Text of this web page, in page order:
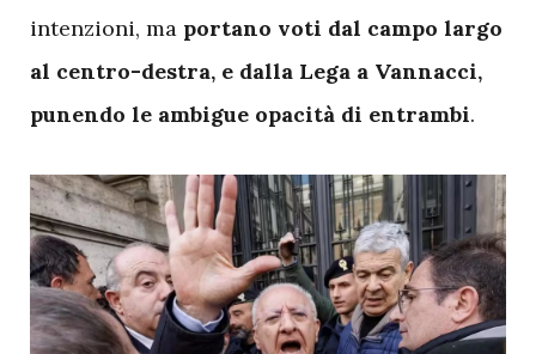
intenzioni, ma portano voti dal campo largo
al centro-destra, e dalla Lega a Vannacci,
punendo le ambigue opacità di entrambi.